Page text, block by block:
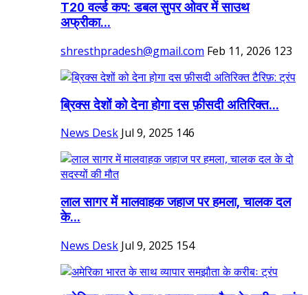
T20 वर्ल्ड कप: डबल सुपर ओवर में साउथ
अफ्रीका...
shresthpradesh@gmail.com Feb 11, 2026 123
ब्रिक्स देशों को देना होगा दस फ़ीसदी अतिरिक्त...
News Desk Jul 9, 2025 146
लाल सागर में मालवाहक जहाज पर हमला, चालक दल
के...
News Desk Jul 9, 2025 154